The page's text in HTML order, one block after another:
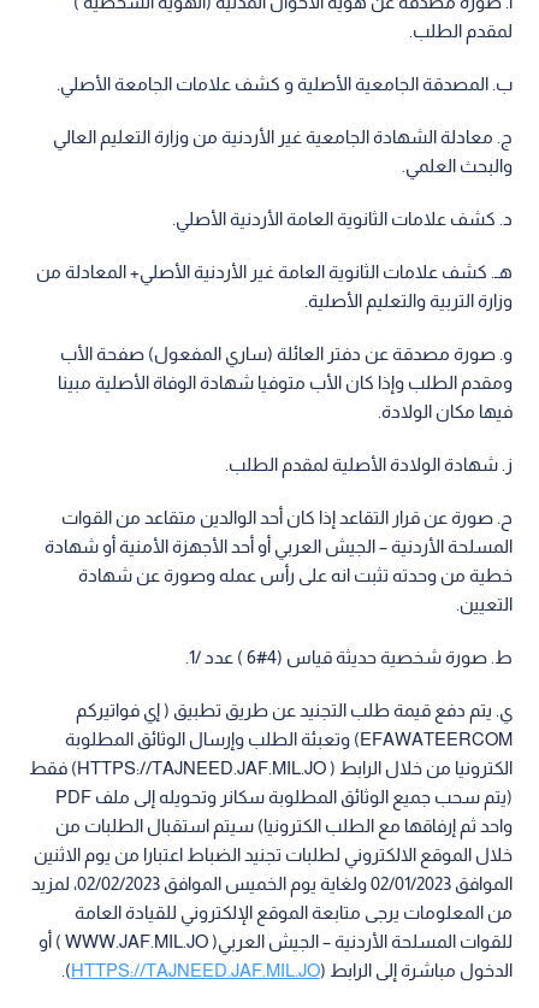
لمقدم الطلب.
‌ب. المصدقة الجامعية الأصلية و كشف علامات الجامعة الأصلي.
‌ج. معادلة الشهادة الجامعية غير الأردنية من وزارة التعليم العالي
والبحث العلمي.
‌د. كشف علامات الثانوية العامة الأردنية الأصلي.
هـ. كشف علامات الثانوية العامة غير الأردنية الأصلي+ المعادلة من
وزارة التربية والتعليم الأصلية.
‌و. صورة مصدقة عن دفتر العائلة (ساري المفعول) صفحة الأب
ومقدم الطلب وإذا كان الأب متوفيا شهادة الوفاة الأصلية مبينا
فيها مكان الولادة.
‌ز. شهادة الولادة الأصلية لمقدم الطلب.
‌ح. صورة عن قرار التقاعد إذا كان أحد الوالدين متقاعد من القوات
المسلحة الأردنية – الجيش العربي أو أحد الأجهزة الأمنية أو شهادة
خطية من وحدته تثبت انه على رأس عمله وصورة عن شهادة
التعيين.
‌ط. صورة شخصية حديثة قياس (4#6 ) عدد /1.
‌ي. يتم دفع قيمة طلب التجنيد عن طريق تطبيق ( إي فواتيركم
EFAWATEERCOM) وتعبئة الطلب وإرسال الوثائق المطلوبة
الكترونيا من خلال الرابط ( HTTPS://TAJNEED.JAF.MIL.JO) فقط
(يتم سحب جميع الوثائق المطلوبة سكانر وتحويله إلى ملف PDF
واحد ثم إرفاقها مع الطلب الكترونيا) سيتم استقبال الطلبات من
خلال الموقع الالكتروني لطلبات تجنيد الضباط اعتبارا من يوم الاثنين
الموافق 02/01/2023 ولغاية يوم الخميس الموافق 02/02/2023، لمزيد
من المعلومات يرجى متابعة الموقع الإلكتروني للقيادة العامة
للقوات المسلحة الأردنية – الجيش العربي( WWW.JAF.MIL.JO ) أو
الدخول مباشرة إلى الرابط (HTTPS://TAJNEED.JAF.MIL.JO
).